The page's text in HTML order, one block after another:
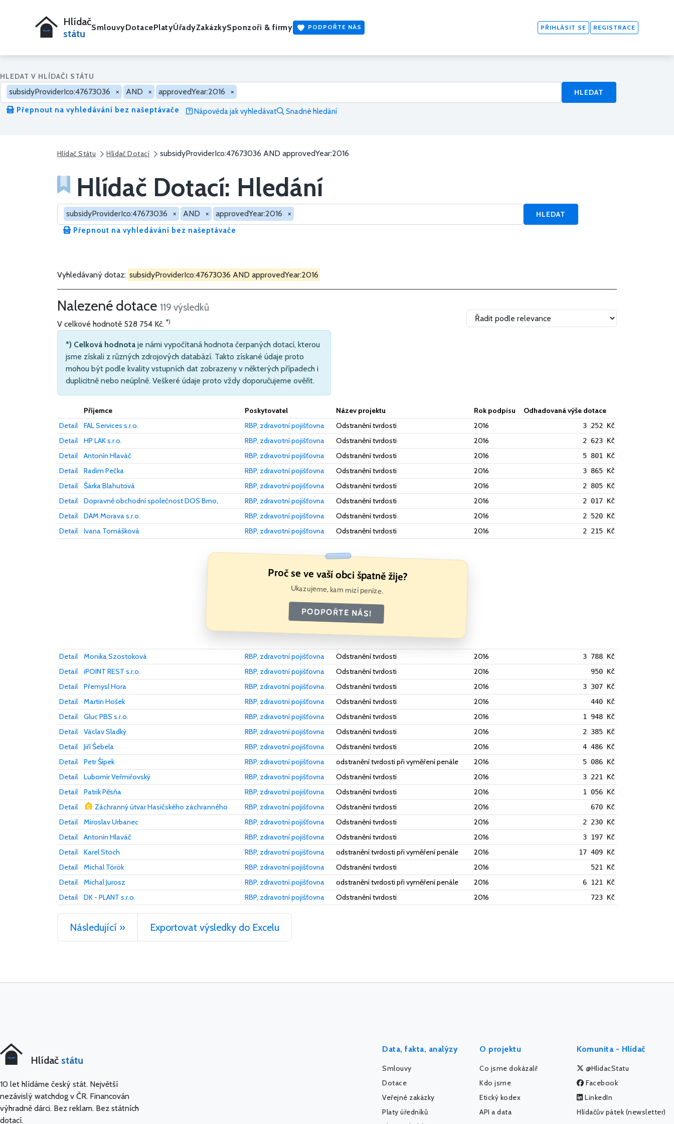
Hlídač
státu
SmlouvyDotacePlatyÚřadyZakázkySponzoři & firmy PODPOŘTE NÁS PŘIHLÁSIT SE REGISTRACE
HLEDAT V HLÍDAČI STÁTU
subsidyProviderIco:47673036 × AND × approvedYear:2016 ×
HLEDAT
Přepnout na vyhledávání bez našeptávače
Nápověda jak vyhledávat Snadné hledání
Hlídač Státu Hlídač Dotací subsidyProviderIco:47673036 AND approvedYear:2016
Hlídač Dotací: Hledání
Hledat v dotacích
subsidyProviderIco:47673036 × AND × approvedYear:2016 ×
HLEDAT
Přepnout na vyhledávání bez našeptávače
Vyhledávaný dotaz: subsidyProviderIco:47673036 AND approvedYear:2016
Nalezené dotace 119 výsledků
V celkové hodnotě 528 754 Kč. *)
*) Celková hodnota je námi vypočítaná hodnota čerpaných dotací, kterou
jsme získali z různých zdrojových databází. Takto získané údaje proto
mohou být podle kvality vstupních dat zobrazeny v některých případech i
duplicitně nebo neúplně. Veškeré údaje proto vždy doporučujeme ověřit.
Příjemce Poskytovatel Název projektu Rok podpisu
Odhadovaná výše dotace
Detail
FAL Services s.r.o. RBP, zdravotní pojišťovna Odstranění tvrdosti 2016 3 252 Kč
Detail HP LAK s.r.o. RBP, zdravotní pojišťovna Odstranění tvrdosti 2016 2 623 Kč
Detail Antonín Hlaváč RBP, zdravotní pojišťovna Odstranění tvrdosti 2016 5 801 Kč
Detail Radim Pečka RBP, zdravotní pojišťovna Odstranění tvrdosti 2016 3 865 Kč
Detail Šárka Blahutová RBP, zdravotní pojišťovna Odstranění tvrdosti 2016 2 805 Kč
Detail Dopravně obchodní společnost DOS Brno, RBP, zdravotní pojišťovna Odstranění tvrdosti 2016 2 017 Kč
Detail DAM Morava s.r.o. RBP, zdravotní pojišťovna Odstranění tvrdosti 2016 2 520 Kč
Detail Ivana Tomášková RBP, zdravotní pojišťovna Odstranění tvrdosti 2016 2 215 Kč
Proč se ve vaší obci špatně žije?
Ukazujeme, kam mizí peníze.
PODPOŘTE NÁS!
Detail Monika Szostoková RBP, zdravotní pojišťovna Odstranění tvrdosti 2016 3 788 Kč
Detail iPOINT REST s.r.o. RBP, zdravotní pojišťovna Odstranění tvrdosti 2016 950 Kč
Detail Přemysl Hora RBP, zdravotní pojišťovna Odstranění tvrdosti 2016 3 307 Kč
Detail Martin Hošek RBP, zdravotní pojišťovna Odstranění tvrdosti 2016 440 Kč
Detail Gluc PBS s.r.o. RBP, zdravotní pojišťovna Odstranění tvrdosti 2016 1 948 Kč
Detail Václav Sladký RBP, zdravotní pojišťovna Odstranění tvrdosti 2016 2 385 Kč
Detail Jiří Šebela RBP, zdravotní pojišťovna Odstranění tvrdosti 2016 4 486 Kč
Detail Petr Šípek RBP, zdravotní pojišťovna odstranění tvrdosti při vyměření penále 2016 5 086 Kč
Detail Lubomír Veřmiřovský RBP, zdravotní pojišťovna Odstranění tvrdosti 2016 3 221 Kč
Detail Patrik Pěsňa RBP, zdravotní pojišťovna Odstranění tvrdosti 2016 1 056 Kč
Detail Záchranný útvar Hasičského záchranného RBP, zdravotní pojišťovna Odstranění tvrdosti 2016 670 Kč
Detail Miroslav Urbanec RBP, zdravotní pojišťovna Odstranění tvrdosti 2016 2 230 Kč
Detail Antonín Hlaváč RBP, zdravotní pojišťovna Odstranění tvrdosti 2016 3 197 Kč
Detail Karel Stoch RBP, zdravotní pojišťovna odstranění tvrdosti při vyměření penále 2016 17 409 Kč
Detail Michal Török RBP, zdravotní pojišťovna Odstranění tvrdosti 2016 521 Kč
Detail Michal Jurosz RBP, zdravotní pojišťovna odstranění tvrdosti při vyměření penále 2016 6 121 Kč
Detail DK - PLANT s.r.o. RBP, zdravotní pojišťovna Odstranění tvrdosti 2016 723 Kč
Následující » Exportovat výsledky do Excelu
Hlídač státu
10 let hlídáme český stát. Největší
nezávislý watchdog v ČR. Financován
výhradně dárci. Bez reklam. Bez státních
dotací.
Data, fakta, analýzy
Smlouvy
Dotace
Veřejné zakázky
Platy úředníků
O projektu
Co jsme dokázali!
Kdo jsme
Etický kodex
API a data
Komunita - Hlídač
@HlidacStatu
Facebook
LinkedIn
Hlídačův pátek (newsletter)